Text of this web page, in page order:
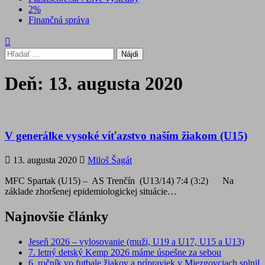
2%
Finančná správa
Hľadať:
Deň: 13. augusta 2020
V generálke vysoké víťazstvo naším žiakom (U15)
13. augusta 2020 Miloš Šagát
MFC Spartak (U15) – AS Trenčín (U13/14) 7:4 (3:2) Na
základe zhoršenej epidemiologickej situácie…
Najnovšie články
Jeseň 2026 – vylosovanie (muži, U19 a U17, U15 a U13)
7. letný detský Kemp 2026 máme úspešne za sebou